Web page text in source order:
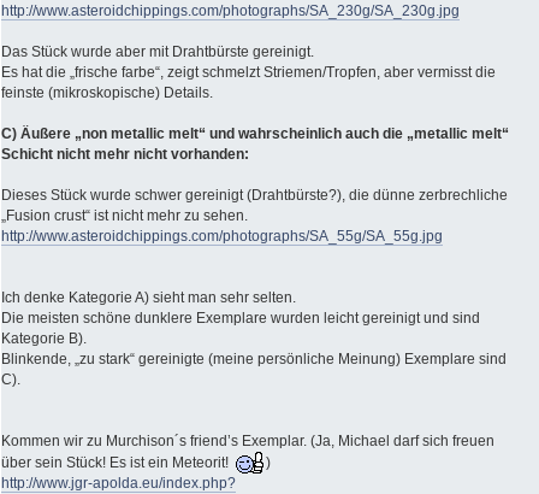
http://www.asteroidchippings.com/photographs/SA_230g/SA_230g.jpg
Das Stück wurde aber mit Drahtbürste gereinigt.
Es hat die „frische farbe“, zeigt schmelzt Striemen/Tropfen, aber vermisst die
feinste (mikroskopische) Details.
C) Äußere „non metallic melt“ und wahrscheinlich auch die „metallic melt“
Schicht nicht mehr nicht vorhanden:
Dieses Stück wurde schwer gereinigt (Drahtbürste?), die dünne zerbrechliche
„Fusion crust“ ist nicht mehr zu sehen.
http://www.asteroidchippings.com/photographs/SA_55g/SA_55g.jpg
Ich denke Kategorie A) sieht man sehr selten.
Die meisten schöne dunklere Exemplare wurden leicht gereinigt und sind
Kategorie B).
Blinkende, „zu stark“ gereinigte (meine persönliche Meinung) Exemplare sind
C).
Kommen wir zu Murchison´s friend’s Exemplar. (Ja, Michael darf sich freuen
über sein Stück! Es ist ein Meteorit!
)
http://www.jgr-apolda.eu/index.php?